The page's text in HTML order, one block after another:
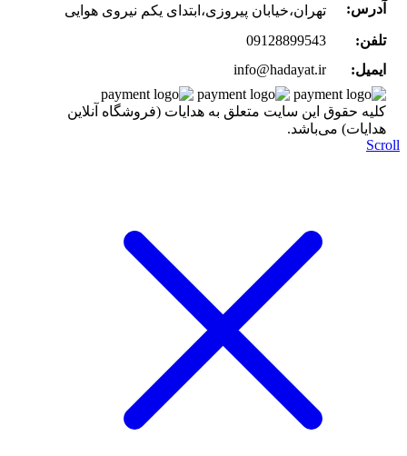
آدرس:
تهران،خیابان پیروزی،ابتدای یکم نیروی هوایی
تلفن:
09128899543
ایمیل:
info@hadayat.ir
کليه حقوق اين سايت متعلق به هدایات (فروشگاه آنلاین
هدایات) می‌باشد.